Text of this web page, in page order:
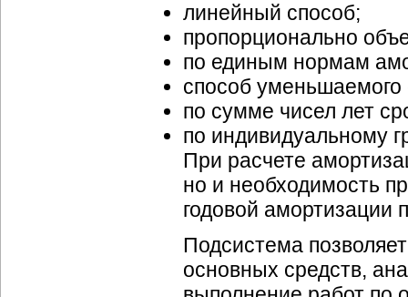
линейный способ;
пропорционально
по единым нормам
способ уменьшаемого
по сумме чисел лет
по индивидуальному
При расчете
но и необходимость
годовой амортизации
Подсистема
основных средств,